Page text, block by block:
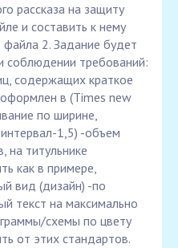
рассказа на защиту
и составить к нему
2. Задание будет
соблюдении требований:
содержащих краткое
в (Times new
по ширине,
1,5) -объем
на титульнике
как в примере,
вид (дизайн) -по
текст на максимально
схемы по цвету
от этих стандартов.